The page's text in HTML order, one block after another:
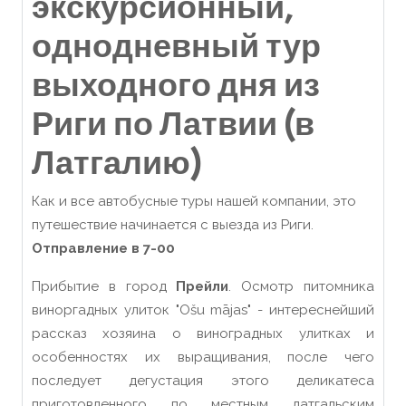
однодневный тур
выходного дня из
Риги по Латвии (в
Латгалию)
Как и все автобусные туры нашей компании, это
путешествие начинается с выезда из Риги.
Отправление в 7-00
Прибытие в город Прейли. Осмотр питомника
виноргадных улиток "Ošu mājas" - интереснейший
рассказ хозяина о виноградных улитках и
особенностях их выращивания, после чего
последует дегустация этого деликатеса